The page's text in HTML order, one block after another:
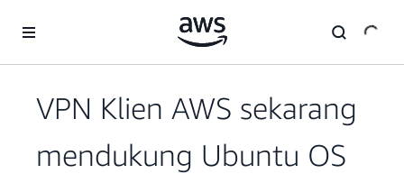
VPN Klien AWS sekarang
mendukung Ubuntu OS